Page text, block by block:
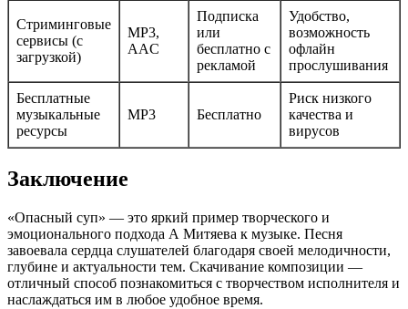
Стриминговые
сервисы (с
загрузкой)
MP3,
AAC
Подписка
или
бесплатно с
рекламой
Удобство,
возможность
офлайн
прослушивания
Бесплатные
музыкальные
ресурсы
MP3 Бесплатно
Риск низкого
качества и
вирусов
Заключение
«Опасный суп» — это яркий пример творческого и
эмоционального подхода А Митяева к музыке. Песня
завоевала сердца слушателей благодаря своей мелодичности,
глубине и актуальности тем. Скачивание композиции —
отличный способ познакомиться с творчеством исполнителя и
наслаждаться им в любое удобное время.